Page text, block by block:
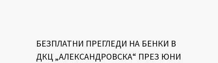
БЕЗПЛАТНИ ПРЕГЛЕДИ НА БЕНКИ В
ДКЦ „АЛЕКСАНДРОВСКА“ ПРЕЗ ЮНИ